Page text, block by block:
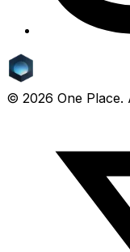
© 2026 One Place.